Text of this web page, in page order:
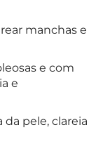
manchas e
e com
e
da pele, clareia